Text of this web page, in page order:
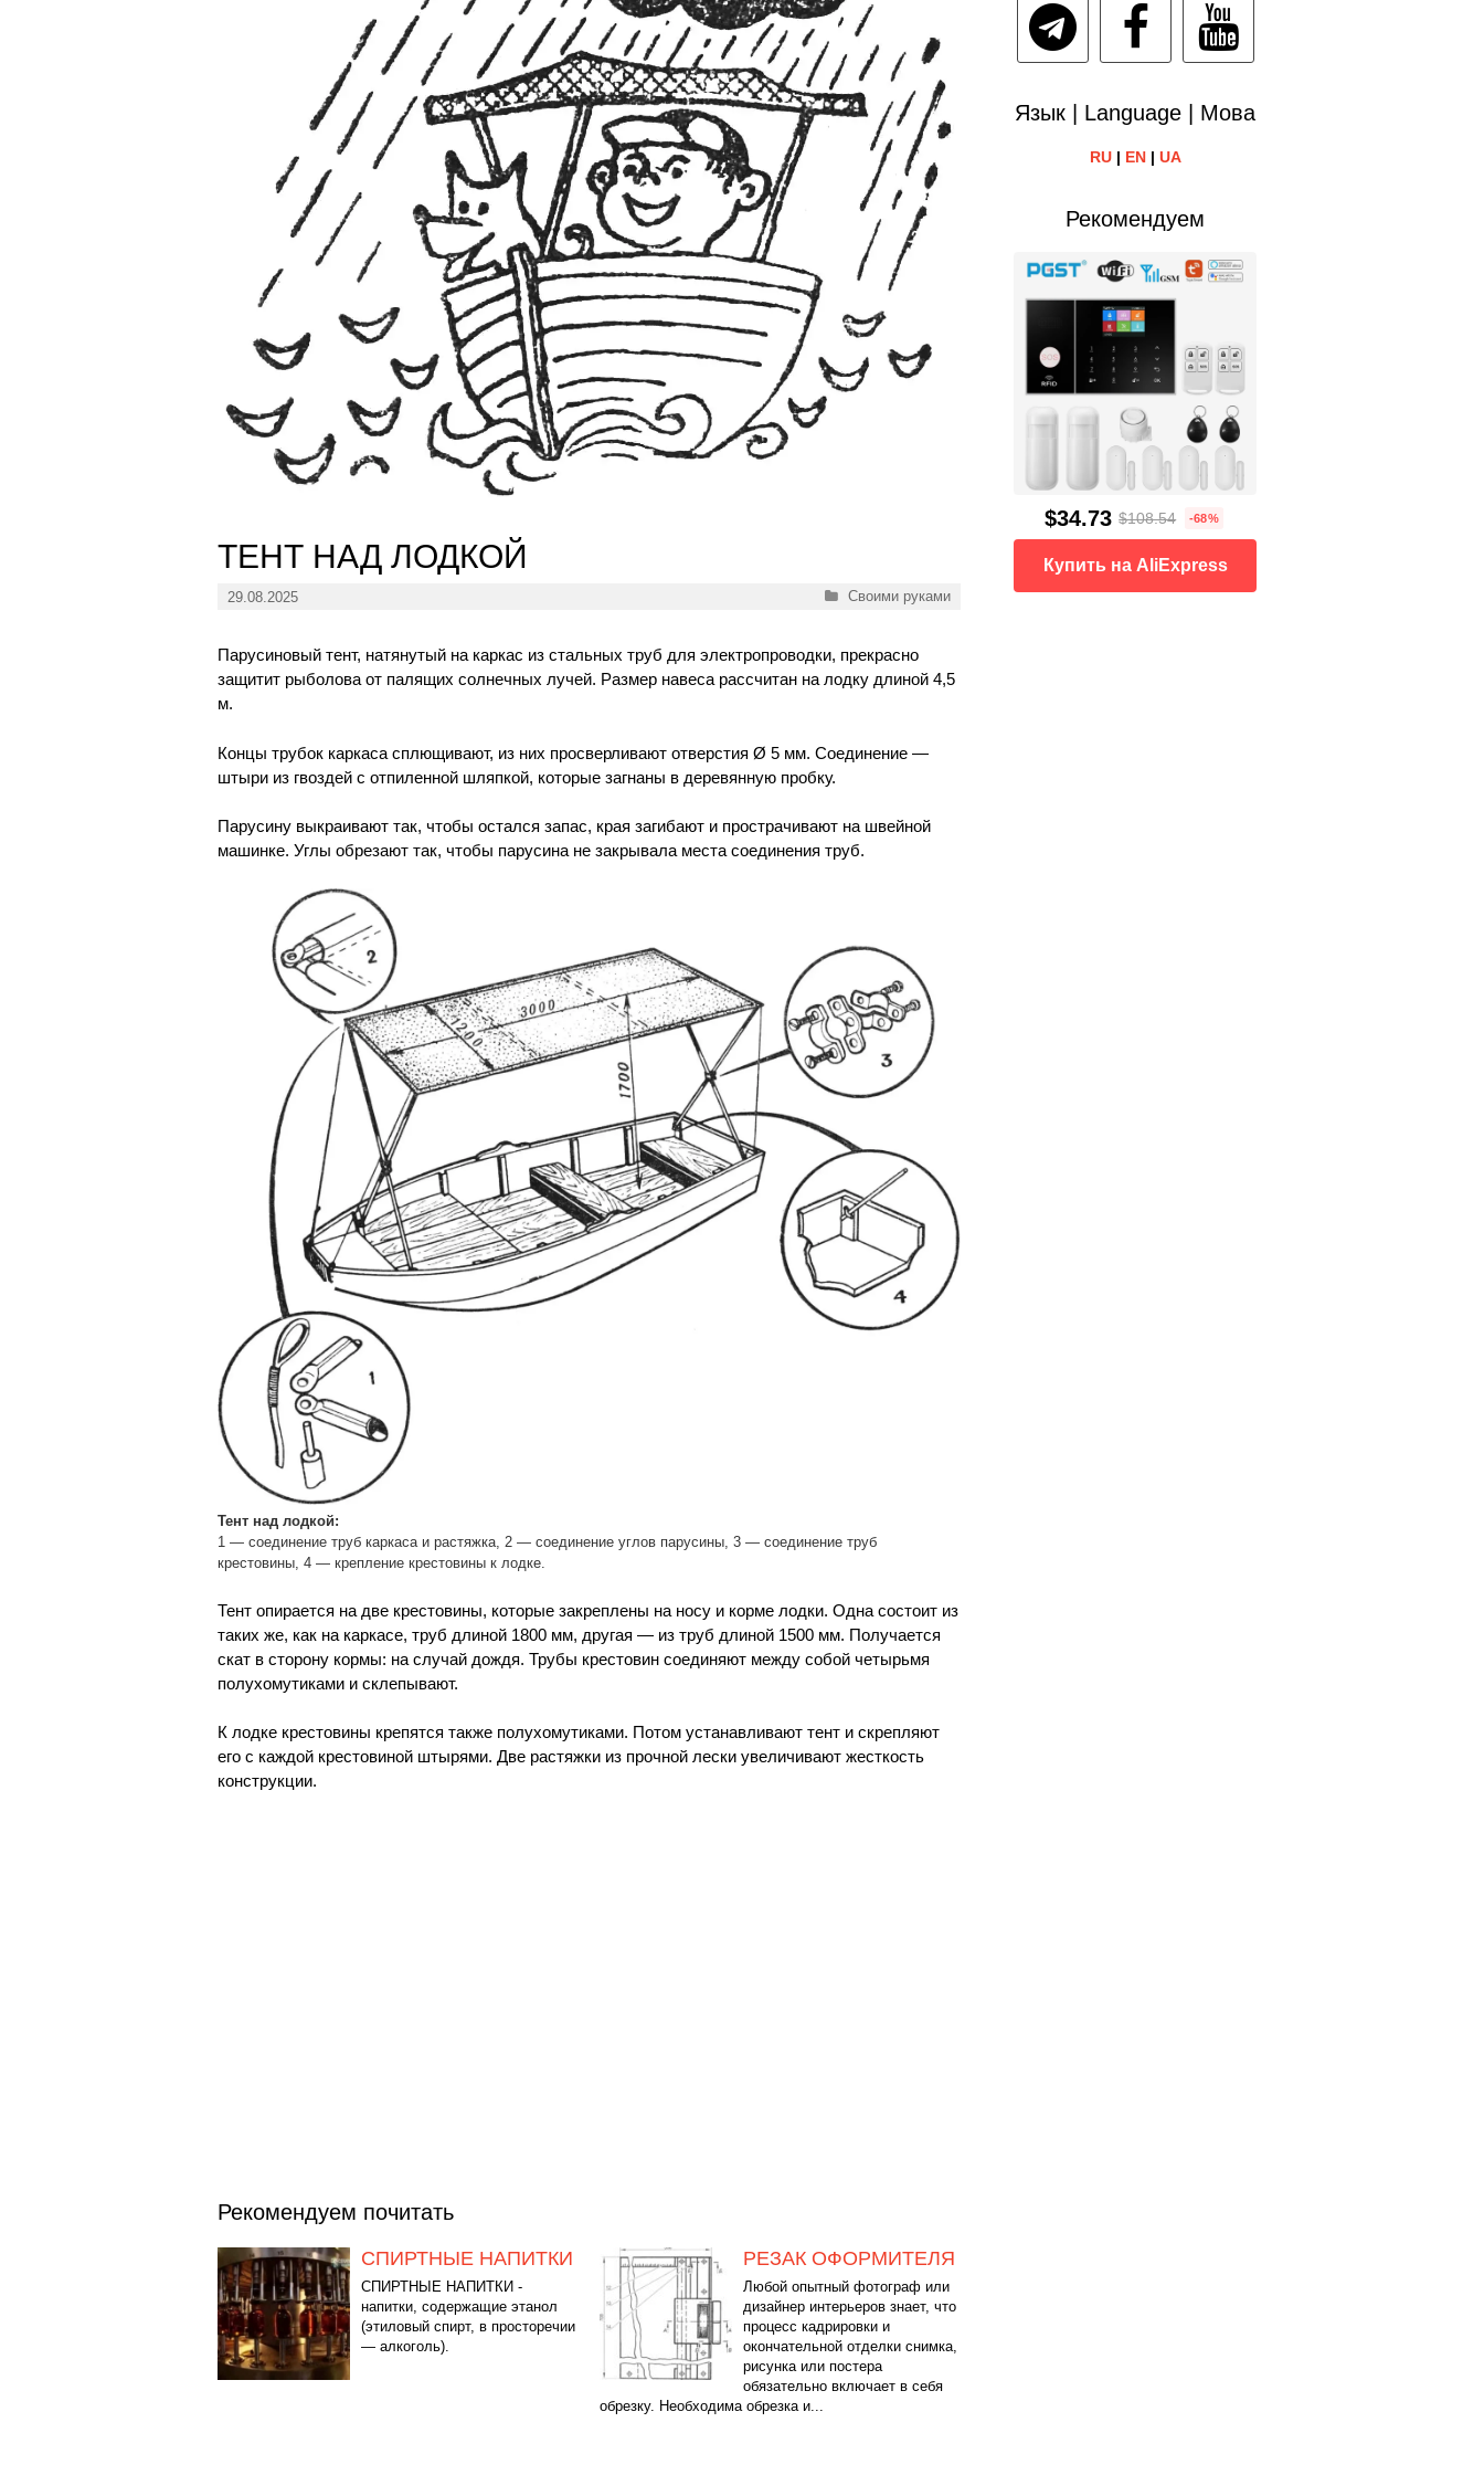
ТЕНТ НАД ЛОДКОЙ
29.08.2025 Рубрики
Своими руками
Парусиновый тент, натянутый на каркас из стальных труб для электропроводки, прекрасно
защитит рыболова от палящих солнечных лучей. Размер навеса рассчитан на лодку длиной 4,5
м.
Концы трубок каркаса сплющивают, из них просверливают отверстия Ø 5 мм. Соединение —
штыри из гвоздей с отпиленной шляпкой, которые загнаны в деревянную пробку.
Парусину выкраивают так, чтобы остался запас, края загибают и прострачивают на швейной
машинке. Углы обрезают так, чтобы парусина не закрывала места соединения труб.
Тент над лодкой:
1 — соединение труб каркаса и растяжка, 2 — соединение углов парусины, 3 — соединение труб
крестовины, 4 — крепление крестовины к лодке.
Тент опирается на две крестовины, которые закреплены на носу и корме лодки. Одна состоит из
таких же, как на каркасе, труб длиной 1800 мм, другая — из труб длиной 1500 мм. Получается
скат в сторону кормы: на случай дождя. Трубы крестовин соединяют между собой четырьмя
полухомутиками и склепывают.
К лодке крестовины крепятся также полухомутиками. Потом устанавливают тент и скрепляют
его с каждой крестовиной штырями. Две растяжки из прочной лески увеличивают жесткость
конструкции.
Рекомендуем почитать
СПИРТНЫЕ НАПИТКИ
СПИРТНЫЕ НАПИТКИ -
напитки, содержащие этанол
(этиловый спирт, в просторечии
— алкоголь).
РЕЗАК ОФОРМИТЕЛЯ
Любой опытный фотограф или
дизайнер интерьеров знает, что
процесс кадрировки и
окончательной отделки снимка,
рисунка или постера
обязательно включает в себя
обрезку. Необходима обрезка и...
Язык | Language | Мова
RU| EN| UA
Рекомендуем
$34.73 $108.54 -68%
Купить на AliExpress